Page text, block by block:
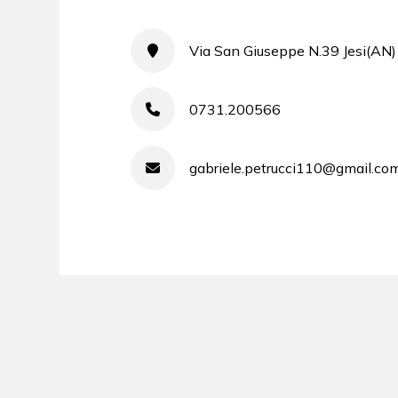
Via San Giuseppe N.39 Jesi(AN)
0731.200566